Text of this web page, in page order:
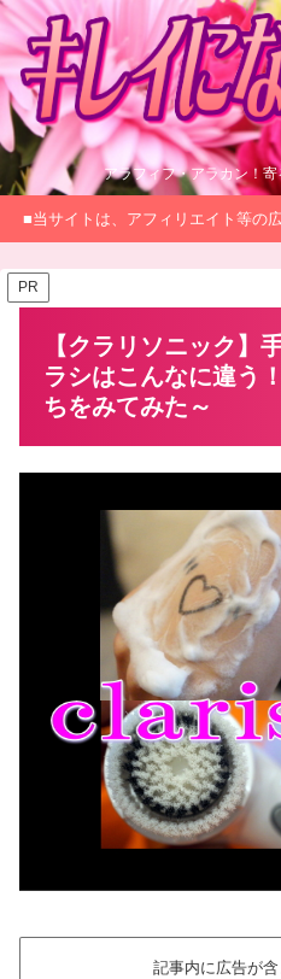
アラフィフ・アラカン！
■当サイトは、アフィリエイト等の
PR
【クラリソニック】
ラシはこんなに違う
ちをみてみた～
記事内に広告が含